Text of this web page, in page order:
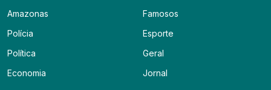
Amazonas
Polícia
Política
Economia
Famosos
Esporte
Geral
Jornal